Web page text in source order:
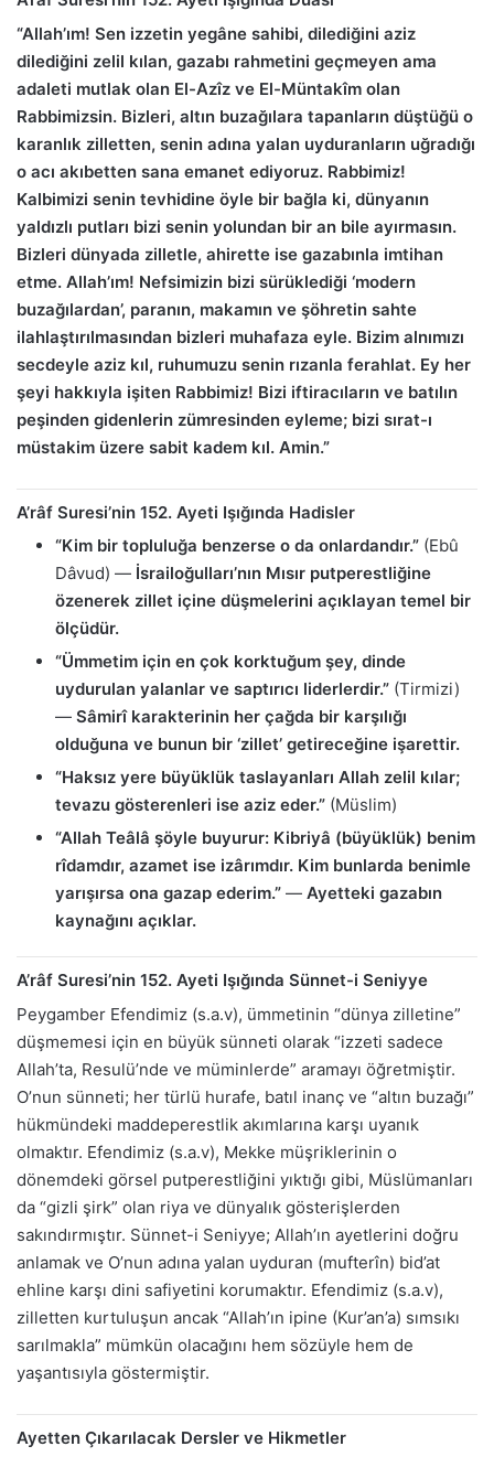
“Allah’ım! Sen izzetin yegâne sahibi, dilediğini aziz
dilediğini zelil kılan, gazabı rahmetini geçmeyen ama
adaleti mutlak olan El-Azîz ve El-Müntakîm olan
Rabbimizsin. Bizleri, altın buzağılara tapanların düştüğü o
karanlık zilletten, senin adına yalan uyduranların uğradığı
o acı akıbetten sana emanet ediyoruz. Rabbimiz!
Kalbimizi senin tevhidine öyle bir bağla ki, dünyanın
yaldızlı putları bizi senin yolundan bir an bile ayırmasın.
Bizleri dünyada zilletle, ahirette ise gazabınla imtihan
etme. Allah’ım! Nefsimizin bizi sürüklediği ‘modern
buzağılardan’, paranın, makamın ve şöhretin sahte
ilahlaştırılmasından bizleri muhafaza eyle. Bizim alnımızı
secdeyle aziz kıl, ruhumuzu senin rızanla ferahlat. Ey her
şeyi hakkıyla işiten Rabbimiz! Bizi iftiracıların ve batılın
peşinden gidenlerin zümresinden eyleme; bizi sırat-ı
müstakim üzere sabit kadem kıl. Amin.”
A’râf Suresi’nin 152. Ayeti Işığında Hadisler
“Kim bir topluluğa benzerse o da onlardandır.” (Ebû
Dâvud) — İsrailoğulları’nın Mısır putperestliğine
özenerek zillet içine düşmelerini açıklayan temel bir
ölçüdür.
“Ümmetim için en çok korktuğum şey, dinde
uydurulan yalanlar ve saptırıcı liderlerdir.” (Tirmizi)
— Sâmirî karakterinin her çağda bir karşılığı
olduğuna ve bunun bir ‘zillet’ getireceğine işarettir.
“Haksız yere büyüklük taslayanları Allah zelil kılar;
tevazu gösterenleri ise aziz eder.” (Müslim)
“Allah Teâlâ şöyle buyurur: Kibriyâ (büyüklük) benim
rîdamdır, azamet ise izârımdır. Kim bunlarda benimle
yarışırsa ona gazap ederim.” — Ayetteki gazabın
kaynağını açıklar.
A’râf Suresi’nin 152. Ayeti Işığında Sünnet-i Seniyye
Peygamber Efendimiz (s.a.v), ümmetinin “dünya zilletine”
düşmemesi için en büyük sünneti olarak “izzeti sadece
Allah’ta, Resulü’nde ve müminlerde” aramayı öğretmiştir.
O’nun sünneti; her türlü hurafe, batıl inanç ve “altın buzağı”
hükmündeki maddeperestlik akımlarına karşı uyanık
olmaktır. Efendimiz (s.a.v), Mekke müşriklerinin o
dönemdeki görsel putperestliğini yıktığı gibi, Müslümanları
da “gizli şirk” olan riya ve dünyalık gösterişlerden
sakındırmıştır. Sünnet-i Seniyye; Allah’ın ayetlerini doğru
anlamak ve O’nun adına yalan uyduran (mufterîn) bid’at
ehline karşı dini safiyetini korumaktır. Efendimiz (s.a.v),
zilletten kurtuluşun ancak “Allah’ın ipine (Kur’an’a) sımsıkı
sarılmakla” mümkün olacağını hem sözüyle hem de
yaşantısıyla göstermiştir.
Ayetten Çıkarılacak Dersler ve Hikmetler